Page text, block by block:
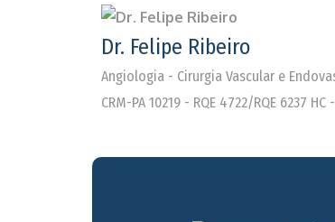
Dr. Felipe Ribeiro
Angiologia - Cirurgia Vascular e
CRM-PA 10219 - RQE 4722/RQE 6237 HC